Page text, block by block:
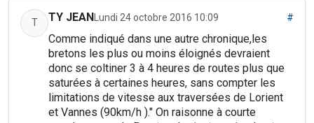
T TY JEAN Lundi 24 octobre 2016 10:09 #
Comme indiqué dans une autre chronique,les
bretons les plus ou moins éloignés devraient
donc se coltiner 3 à 4 heures de routes plus que
saturées à certaines heures, sans compter les
limitations de vitesse aux traversées de Lorient
et Vannes (90km/h )." On raisonne à courte